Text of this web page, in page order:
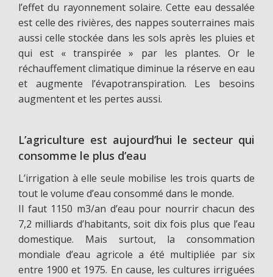
l’effet du rayonnement solaire. Cette eau dessalée
est celle des rivières, des nappes souterraines mais
aussi celle stockée dans les sols après les pluies et
qui est « transpirée » par les plantes. Or le
réchauffement climatique diminue la réserve en eau
et augmente l’évapotranspiration. Les besoins
augmentent et les pertes aussi.
L’agriculture est aujourd’hui le secteur qui
consomme le plus d’eau
L’irrigation à elle seule mobilise les trois quarts de
tout le volume d’eau consommé dans le monde.
Il faut 1150 m3/an d’eau pour nourrir chacun des
7,2 milliards d’habitants, soit dix fois plus que l’eau
domestique. Mais surtout, la consommation
mondiale d’eau agricole a été multipliée par six
entre 1900 et 1975. En cause, les cultures irriguées